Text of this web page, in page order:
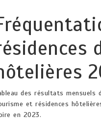
des résultats mensuels
et résidences
en 2023.